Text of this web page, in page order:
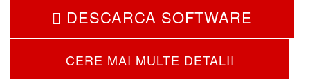
DESCARCA SOFTWARE
CERE MAI MULTE DETALII